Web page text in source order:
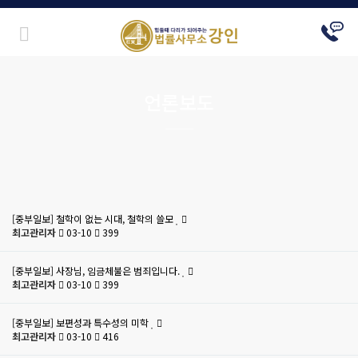
[중부일보] 철학이 없는 시대, 철학의 쓸모
최고관리자
03-10 399
[중부일보] 사장님, 임금체불은 범죄입니다.
최고관리자
03-10 399
[중부일보] 보편성과 특수성의 미학
최고관리자
03-10 416